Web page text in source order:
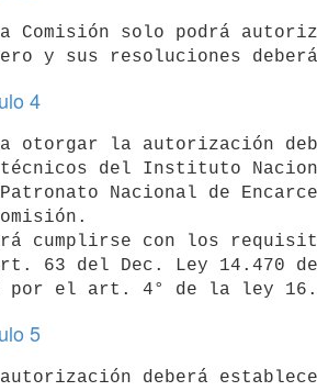
4
del Instituto
Nacional de
cumplirse con los
63 del Dec. Ley 14.470
5